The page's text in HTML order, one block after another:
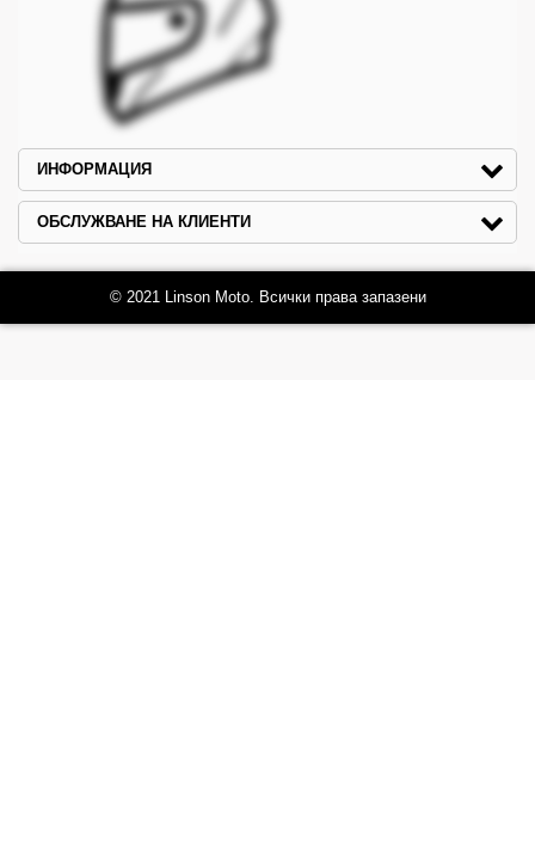
ИНФОРМАЦИЯ
ОБСЛУЖВАНЕ НА КЛИЕНТИ
© 2021 Linson Moto. Всички права запазени